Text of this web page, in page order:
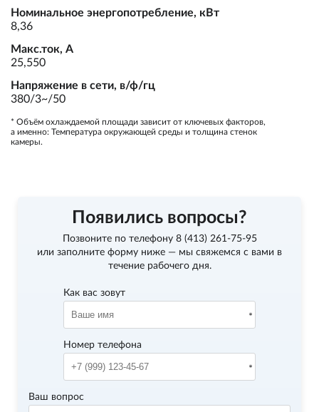
Номинальное энергопотребление, кВт
8,36
Макс.ток, А
25,550
Напряжение в сети, в/ф/гц
380/3~/50
* Объём охлаждаемой площади зависит от ключевых факторов,
а именно: Температура окружающей среды и толщина стенок
камеры.
Появились вопросы?
Позвоните по телефону 8 (413) 261-75-95
или заполните форму ниже — мы свяжемся с вами в
течение рабочего дня.
Как вас зовут
Номер телефона
Ваш вопрос